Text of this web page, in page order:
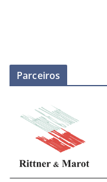
Parceiros